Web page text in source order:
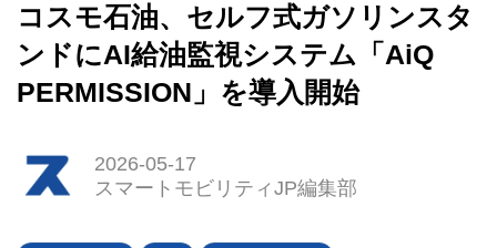
コスモ石油、セルフ式ガソリンスタ
ンドにAI給油監視システム「AiQ
PERMISSION」を導入開始
2026-05-17
スマートモビリティJP編集部